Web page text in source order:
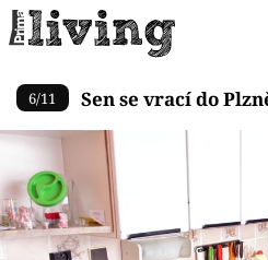
Trendy: JAK UŠETŘIT
BYDLENÍ SLAVNÝCH
Sen se vrací do
6/11 Sen se vrací do